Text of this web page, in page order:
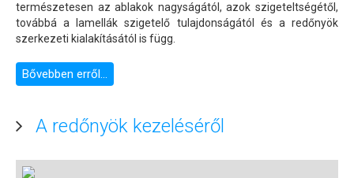
természetesen az ablakok nagyságától, azok szigeteltségétől,
továbbá a lamellák szigetelő tulajdonságától és a redőnyök
szerkezeti kialakításától is függ.
Bővebben erről...
A redőnyök kezeléséről